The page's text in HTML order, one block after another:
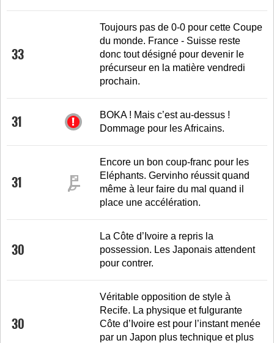
33
Toujours pas de 0-0 pour cette Coupe
du monde. France - Suisse reste
donc tout désigné pour devenir le
précurseur en la matière vendredi
prochain.
31
BOKA ! Mais c’est au-dessus !
Dommage pour les Africains.
31
Encore un bon coup-franc pour les
Eléphants. Gervinho réussit quand
même à leur faire du mal quand il
place une accélération.
30
La Côte d’Ivoire a repris la
possession. Les Japonais attendent
pour contrer.
30
Véritable opposition de style à
Recife. La physique et fulgurante
Côte d’Ivoire est pour l’instant menée
par un Japon plus technique et plus